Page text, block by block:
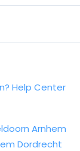
Help Center
Arnhem
Dordrecht